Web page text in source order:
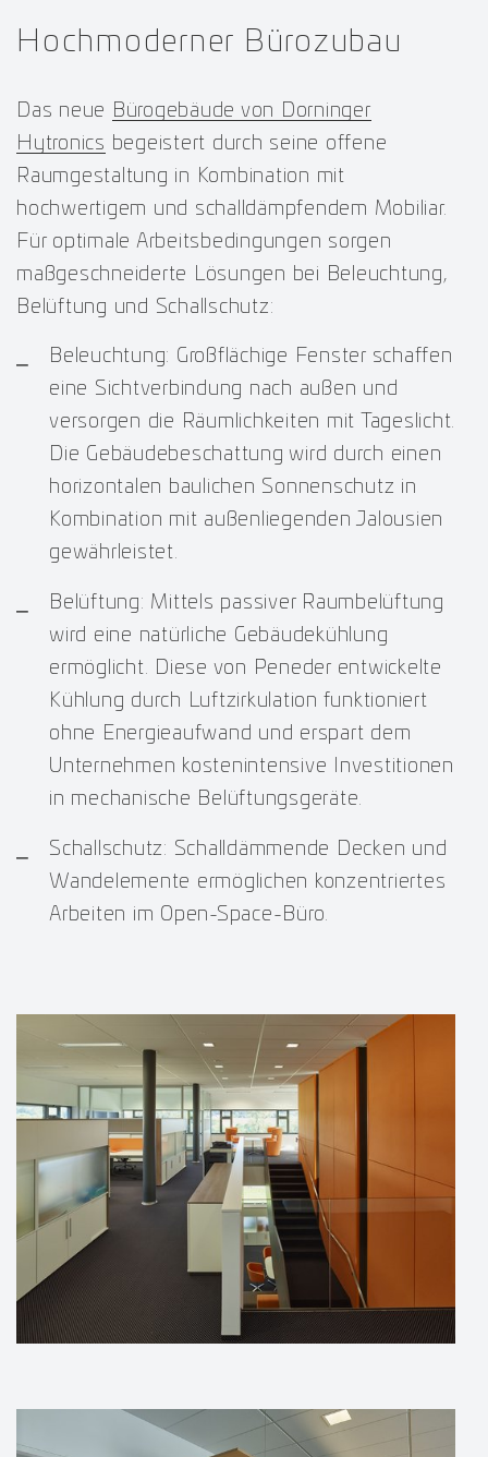
Hochmoderner Bürozubau
Das neue
Bürogebäude von Dorninger
Hytronics begeistert durch seine offene
Raumgestaltung in Kombination mit
hochwertigem und schalldämpfendem Mobiliar.
Für optimale Arbeitsbedingungen sorgen
maßgeschneiderte Lösungen bei Beleuchtung,
Belüftung und Schallschutz:
Beleuchtung: Großflächige Fenster schaffen
eine Sichtverbindung nach außen und
versorgen die Räumlichkeiten mit Tageslicht.
Die Gebäudebeschattung wird durch einen
horizontalen baulichen Sonnenschutz in
Kombination mit außenliegenden Jalousien
gewährleistet.
Belüftung: Mittels passiver Raumbelüftung
wird eine natürliche Gebäudekühlung
ermöglicht. Diese von Peneder entwickelte
Kühlung durch Luftzirkulation funktioniert
ohne Energieaufwand und erspart dem
Unternehmen kostenintensive Investitionen
in mechanische Belüftungsgeräte.
Schallschutz: Schalldämmende Decken und
Wandelemente ermöglichen konzentriertes
Arbeiten im Open-Space-Büro.